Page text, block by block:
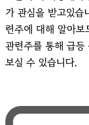
가 관심을 받고있습
련주에 대해 알아보
관련주를 통해 급등
보실 수 있습니다.